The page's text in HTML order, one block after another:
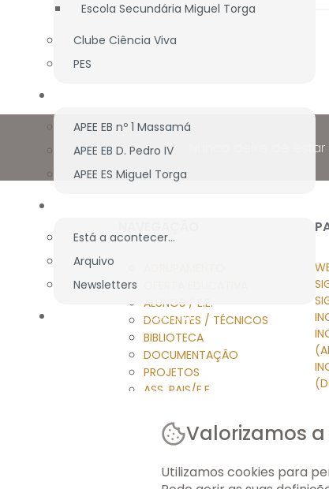
Escola Secundária Miguel Torga
Clube Ciência Viva
PES
APEE EB nº 1 Massamá
APEE EB D. Pedro IV
APEE ES Miguel Torga
Está a acontecer...
Arquivo
Newsletters
FORMAÇÃO ECONTENT
Nunca deixe de
ALUNOS / E.E.
DOCENTES / TÉCNICOS
BIBLIOTECA
DOCUMENTAÇÃO
PROJETOS
ASS. PAIS/E.E.
FORMAÇÃO ECONTENT
Valorizamos
Utilizamos cookies para